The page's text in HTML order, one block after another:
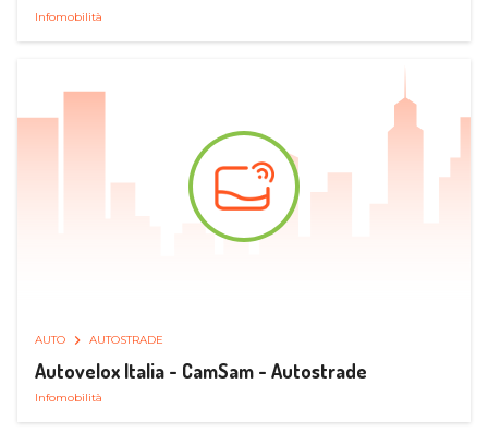
Infomobilità
AUTO AUTOSTRADE
Autovelox Italia - CamSam - Autostrade
Infomobilità